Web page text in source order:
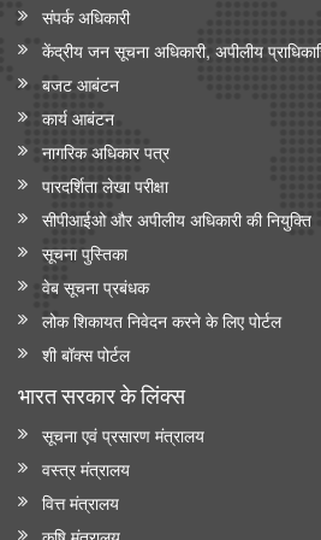
केंद्रीय मंत्री श्री जगत प्रकाश नड्डा ने
सीईओ राउंडटेबल सम्मेलन की अध्यक्षता की
केंद्रीय मंत्री जे.पी. नड्डा ने ‘ एआई इन
ज़रिए स्वास्थ्य सेवा में क्रांति’ पर नॉलेज पेपर
संपर्क अधिकारी
केंद्रीय जन सूचना अधिकारी, अपीलीय
बजट आबंटन
कार्य आबंटन
नागरिक अधिकार पत्र
पारदर्शिता लेखा परीक्षा
सीपीआईओ और अपी‍लीय अधिकारी की नियुक्ति
सूचना पुस्तिका
वेब सूचना प्रबंधक
लोक शिकायत निवेदन करने के लिए पोर्टल
शी बॉक्स पोर्टल
भारत सरकार के लिंक्‍स
सूचना एवं प्रसारण मंत्रालय
वस्त्र मंत्रालय
वित्त मंत्रालय